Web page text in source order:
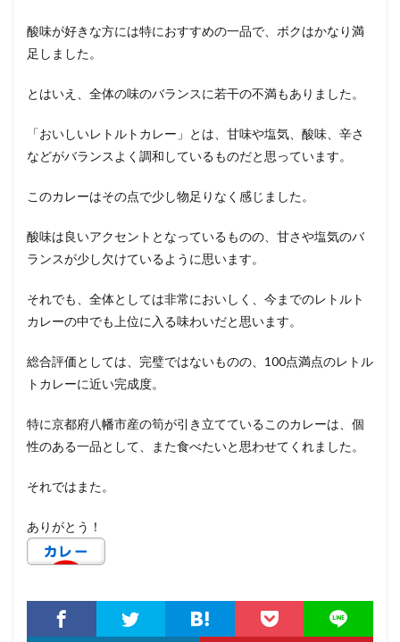
酸味が好きな方には特におすすめの一品で、ボクはかなり満
足しました。
とはいえ、全体の味のバランスに若干の不満もありました。
「おいしいレトルトカレー」とは、甘味や塩気、酸味、辛さ
などがバランスよく調和しているものだと思っています。
このカレーはその点で少し物足りなく感じました。
酸味は良いアクセントとなっているものの、甘さや塩気のバ
ランスが少し欠けているように思います。
それでも、全体としては非常においしく、今までのレトルト
カレーの中でも上位に入る味わいだと思います。
総合評価としては、完璧ではないものの、100点満点のレトル
トカレーに近い完成度。
特に京都府八幡市産の筍が引き立てているこのカレーは、個
性のある一品として、また食べたいと思わせてくれました。
それではまた。
ありがとう！